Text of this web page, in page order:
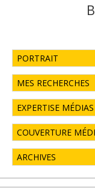
PORTRAIT
MES RECHERCHES
EXPERTISE MÉDIAS
COUVERTURE
ARCHIVES